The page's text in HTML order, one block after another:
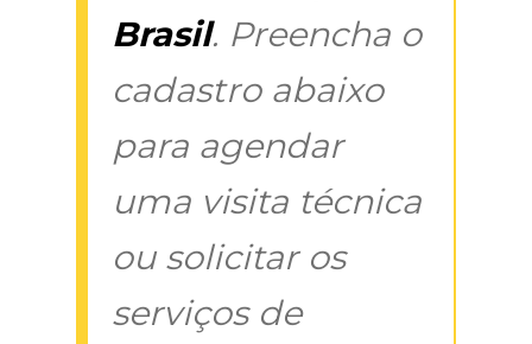
Brasil. Preencha o
cadastro abaixo
para agendar
uma visita técnica
ou solicitar os
serviços de